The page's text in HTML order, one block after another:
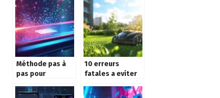
réussir vos
premières
photos
Comment
sécuriser
efficacement
votre entrée
Méthode pas à
pas pour
Factory Reset ou
10 erreurs
fatales a eviter
robot tondeuse